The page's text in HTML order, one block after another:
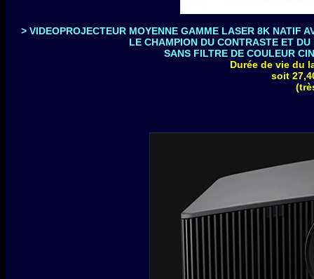
> VIDEOPROJECTEUR MOYENNE GAMME LASER 8K NATIF
LE CHAMPION DU CONTRASTE ET
SANS FILTRE DE COULEUR
Durée de vie du
soit